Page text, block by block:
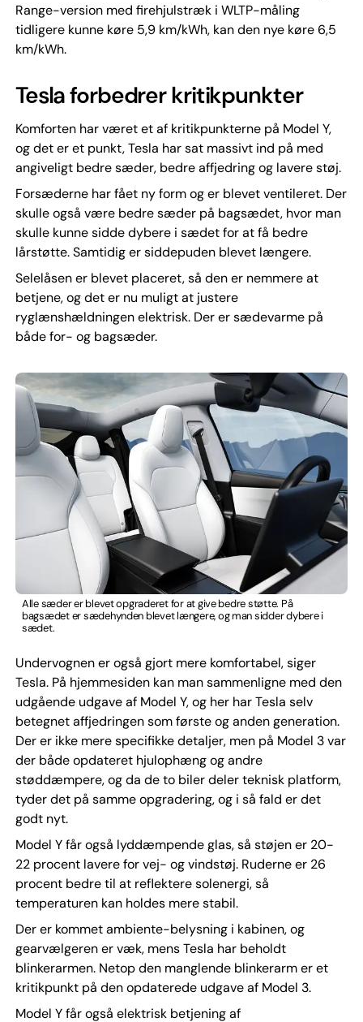
Range-version med firehjulstræk i WLTP-måling
tidligere kunne køre 5,9 km/kWh, kan den nye køre 6,5
km/kWh.
Tesla forbedrer kritikpunkter
Komforten har været et af kritikpunkterne på Model Y,
og det er et punkt, Tesla har sat massivt ind på med
angiveligt bedre sæder, bedre affjedring og lavere støj.
Forsæderne har fået ny form og er blevet ventileret. Der
skulle også være bedre sæder på bagsædet, hvor man
skulle kunne sidde dybere i sædet for at få bedre
lårstøtte. Samtidig er siddepuden blevet længere.
Selelåsen er blevet placeret, så den er nemmere at
betjene, og det er nu muligt at justere
ryglænshældningen elektrisk. Der er sædevarme på
både for- og bagsæder.
Alle sæder er blevet opgraderet for at give bedre støtte. På
bagsædet er sædehynden blevet længere, og man sidder dybere i
sædet.
Undervognen er også gjort mere komfortabel, siger
Tesla. På hjemmesiden kan man sammenligne med den
udgående udgave af Model Y, og her har Tesla selv
betegnet affjedringen som første og anden generation.
Der er ikke mere specifikke detaljer, men på Model 3 var
der både opdateret hjulophæng og andre
støddæmpere, og da de to biler deler teknisk platform,
tyder det på samme opgradering, og i så fald er det
godt nyt.
Model Y får også lyddæmpende glas, så støjen er 20-
22 procent lavere for vej- og vindstøj. Ruderne er 26
procent bedre til at reflektere solenergi, så
temperaturen kan holdes mere stabil.
Der er kommet ambiente-belysning i kabinen, og
gearvælgeren er væk, mens Tesla har beholdt
blinkerarmen. Netop den manglende blinkerarm er et
kritikpunkt på den opdaterede udgave af Model 3.
Model Y får også elektrisk betjening af